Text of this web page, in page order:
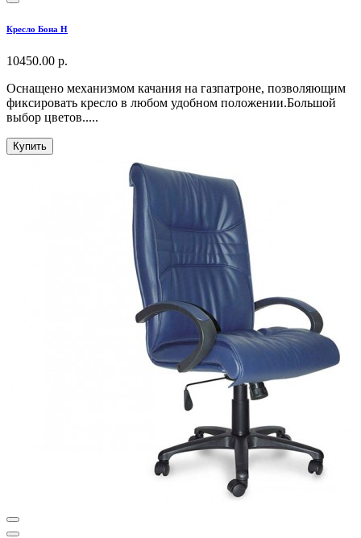
Кресло Бона H
10450.00 р.
Оснащено механизмом качания на газпатроне, позволяющим
фиксировать кресло в любом удобном положении.Большой
выбор цветов.....
Купить